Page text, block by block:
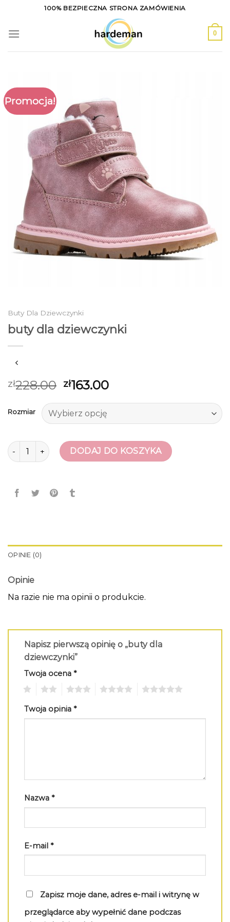
content
100% BEZPIECZNA STRONA ZAMÓWIENIA
0
Promocja!
Buty Dla Dziewczynki
buty dla dziewczynki
zł228.00 zł163.00
Rozmiar
ilość buty dla dziewczynkiDODAJ DO KOSZYKA
OPINIE (0)
Opinie
Na razie nie ma opinii o produkcie.
Napisz pierwszą opinię o „buty dla
dziewczynki”
Twoja ocena *
Twoja opinia *
Nazwa *
E-mail *
Zapisz moje dane, adres e-mail i witrynę w
przeglądarce aby wypełnić dane podczas